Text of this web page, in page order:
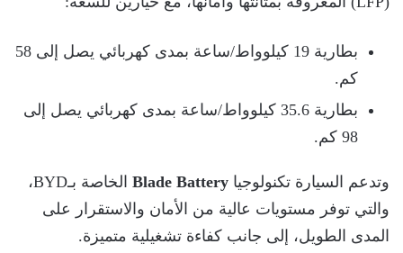
بطارية 19 كيلوواط/ساعة بمدى كهربائي يصل إلى 58
كم.
بطارية 35.6 كيلوواط/ساعة بمدى كهربائي يصل إلى
98 كم.
وتدعم السيارة تكنولوجيا Blade Battery
الخاصة بـBYD،
والتي توفر مستويات عالية من الأمان والاستقرار على
المدى الطويل، إلى جانب كفاءة تشغيلية متميزة.